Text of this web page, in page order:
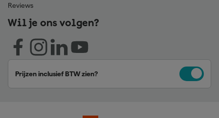
Reviews
Wil je ons volgen?
Prijzen inclusief BTW zien?